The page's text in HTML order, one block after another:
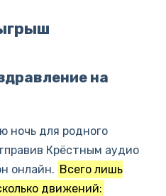
на
ночь для родного
Крёстным аудио
онлайн. Всего лишь
движений: